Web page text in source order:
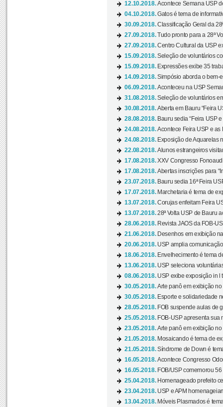
12.10.2018.Acontece Semana USP
04.10.2018.Gatos é tema de
30.09.2018.Classificação Geral da
27.09.2018.Tudo pronto para a 28ª
27.09.2018.Centro Cultural da USP
15.09.2018.Seleção de voluntários
15.09.2018. Expressões exibe 35
14.09.2018.Simpósio aborda o bem-
06.09.2018.Aconteceu na USP
31.08.2018.Seleção de voluntários
30.08.2018.Aberta em Bauru “Feira
28.08.2018. Bauru sedia “Feira USP
24.08.2018.Acontece Feira USP e as
24.08.2018. Exposição de Aquarelas
22.08.2018.Alunos estrangeiros
17.08.2018.XXV Congresso
17.08.2018.Abertas inscrições para
23.07.2018. Bauru sedia 16ª Feira
17.07.2018. Marchetaria é tema de
13.07.2018.Corujas enfeitam Feira
13.07.2018.28ª Volta USP de Bauru
28.06.2018. Revista JAOS da FOB-
21.06.2018. Desenhos em exibição
20.06.2018. USP amplia
18.06.2018. Envelhecimento é tema
13.06.2018. USP seleciona
08.06.2018. USP exibe exposição in l
30.05.2018.Arte panô em exibição no
30.05.2018. Esporte e solidariedade
28.05.2018. FOB suspende aulas de
25.05.2018. FOB-USP apresenta sua
23.05.2018.Arte panô em exibição no
21.05.2018. Mosaicando é tema de
21.05.2018.Síndrome de Down é
16.05.2018.Acontece Congresso
16.05.2018. FOB/USP comemorou
25.04.2018. Homenageado prefeito
23.04.2018. USP e APM
13.04.2018. Móveis Plasmados é